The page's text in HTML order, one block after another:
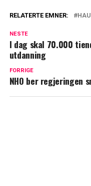
RELATERTE EMNER:
NESTE
I dag skal 70.000
utdanning
FORRIGE
NHO ber regjeringen